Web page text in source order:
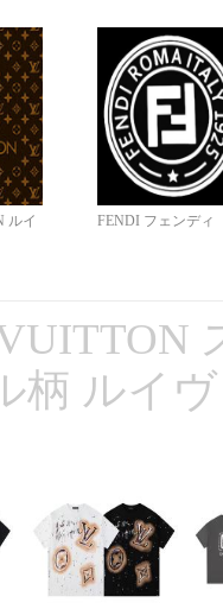
ルイ
FENDI フェンディ
柄 ルイ